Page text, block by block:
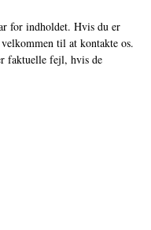
for indholdet. Hvis du er
til at kontakte os.
faktuelle fejl, hvis de